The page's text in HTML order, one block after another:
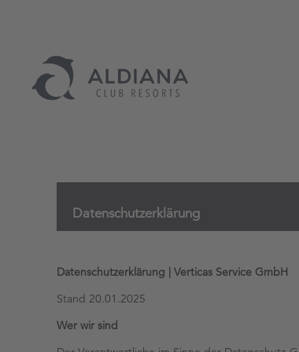
Datenschutzerklärung
Datenschutzerklärung | Verticas Service GmbH
Stand 20.01.2025
Wer wir sind